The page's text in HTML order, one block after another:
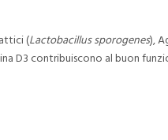
(Lactobacillus sporogenes),
D3 contribuiscono al buon